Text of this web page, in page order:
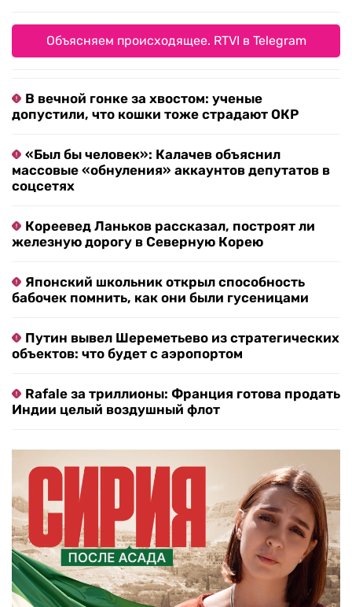
Объясняем происходящее. RTVI в Telegram
В вечной гонке за хвостом: ученые
допустили, что кошки тоже страдают ОКР
«Был бы человек»: Калачев объяснил
массовые «обнуления» аккаунтов депутатов в
соцсетях
Кореевед Ланьков рассказал, построят ли
железную дорогу в Северную Корею
Японский школьник открыл способность
бабочек помнить, как они были гусеницами
Путин вывел Шереметьево из стратегических
объектов: что будет с аэропортом
Rafale за триллионы: Франция готова продать
Индии целый воздушный флот